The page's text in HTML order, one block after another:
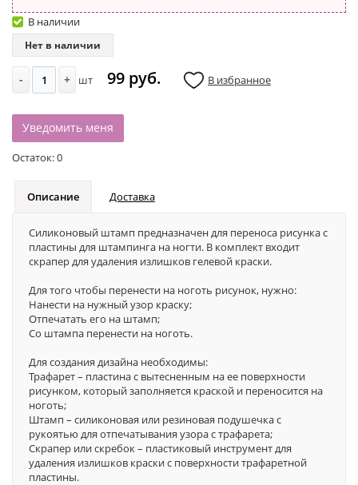
В наличии
Нет в наличии
- + шт 99 руб. В избранное
Уведомить меня
Остаток:0
Описание Доставка
Силиконовый штамп предназначен для переноса рисунка с
пластины для штампинга на ногти. В комплект входит
скрапер для удаления излишков гелевой краски.
Для того чтобы перенести на ноготь рисунок, нужно:
Нанести на нужный узор краску;
Отпечатать его на штамп;
Со штампа перенести на ноготь.
Для создания дизайна необходимы:
Трафарет – пластина с вытесненным на ее поверхности
рисунком, который заполняется краской и переносится на
ноготь;
Штамп – силиконовая или резиновая подушечка с
рукоятью для отпечатывания узора с трафарета;
Скрапер или скребок – пластиковый инструмент для
удаления излишков краски с поверхности трафаретной
пластины.